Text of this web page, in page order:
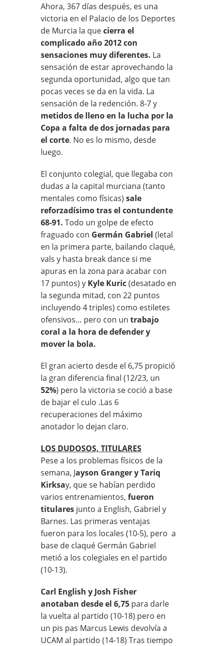
Ahora, 367 días después, es una
victoria en el Palacio de los Deportes
de Murcia la quecierra el
complicado año 2012 con
sensaciones muy diferentes. La
sensación de estar aprovechando la
segunda oportunidad, algo que tan
pocas veces se da en la vida. La
sensación de la redención. 8-7 y
metidos de lleno en la lucha por la
Copa a falta de dos jornadas para
el corte. No es lo mismo, desde
luego.
El conjunto colegial, que llegaba con
dudas a la capital murciana (tanto
mentales como físicas) sale
reforzadísimo tras el contundente
68-91. Todo un golpe de efecto
fraguado con Germán Gabriel (letal
en la primera parte, bailando claqué,
vals y hasta break dance si me
apuras en la zona para acabar con
17 puntos) y Kyle Kuric(desatado en
la segunda mitad, con 22 puntos
incluyendo 4 triples) como estiletes
ofensivos… pero con un trabajo
coral a la hora de defender y
mover la bola.
El gran acierto desde el 6,75 propició
la gran diferencia final (12/23, un
52%) pero la victoria se coció a base
de bajar el culo .Las 6
recuperaciones del máximo
anotador lo dejan claro.
LOS DUDOSOS, TITULARES
Pese a los problemas físicos de la
semana, Jayson Granger y Tariq
Kirksay, que se habían perdido
varios entrenamientos, fueron
titulares junto a English, Gabriel y
Barnes. Las primeras ventajas
fueron para los locales (10-5), pero a
base de claqué Germán Gabriel
metió a los colegiales en el partido
(10-13).
Carl English y Josh Fisher
anotaban desde el 6,75 para darle
la vuelta al partido (10-18) pero en
un pis pas Marcus Lewis devolvía a
UCAM al partido (14-18) Tras tiempo